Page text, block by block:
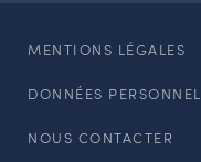
MENTIONS LÉGALES
DONNÉES
NOUS CONTACTER